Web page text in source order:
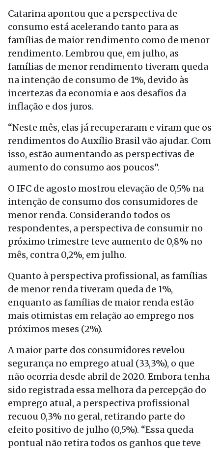
Catarina apontou que a perspectiva de
consumo está acelerando tanto para as
famílias de maior rendimento como de menor
rendimento. Lembrou que, em julho, as
famílias de menor rendimento tiveram queda
na intenção de consumo de 1%, devido às
incertezas da economia e aos desafios da
inflação e dos juros.
“Neste mês, elas já recuperaram e viram que os
rendimentos do Auxílio Brasil vão ajudar. Com
isso, estão aumentando as perspectivas de
aumento do consumo aos poucos”.
O IFC de agosto mostrou elevação de 0,5% na
intenção de consumo dos consumidores de
menor renda. Considerando todos os
respondentes, a perspectiva de consumir no
próximo trimestre teve aumento de 0,8% no
mês, contra 0,2%, em julho.
Quanto à perspectiva profissional, as famílias
de menor renda tiveram queda de 1%,
enquanto as famílias de maior renda estão
mais otimistas em relação ao emprego nos
próximos meses (2%).
A maior parte dos consumidores revelou
segurança no emprego atual (33,3%), o que
não ocorria desde abril de 2020. Embora tenha
sido registrada essa melhora da percepção do
emprego atual, a perspectiva profissional
recuou 0,3% no geral, retirando parte do
efeito positivo de julho (0,5%). “Essa queda
pontual não retira todos os ganhos que teve